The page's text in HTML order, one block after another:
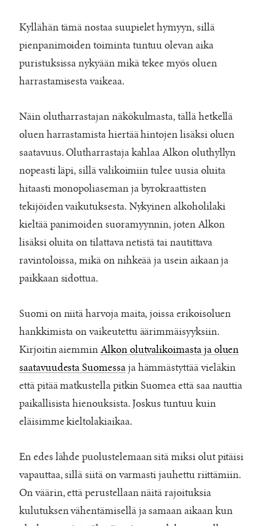
Kyllähän tämä nostaa suupielet hymyyn, sillä
pienpanimoiden toiminta tuntuu olevan aika
puristuksissa nykyään mikä tekee myös oluen
harrastamisesta vaikeaa.
Näin olutharrastajan näkökulmasta, tällä hetkellä
oluen harrastamista hiertää hintojen lisäksi oluen
saatavuus. Olutharrastaja kahlaa Alkon oluthyllyn
nopeasti läpi, sillä valikoimiin tulee uusia oluita
hitaasti monopoliaseman ja byrokraattisten
tekijöiden vaikutuksesta. Nykyinen alkoholilaki
kieltää panimoiden suoramyynnin, joten Alkon
lisäksi oluita on tilattava netistä tai nautittava
ravintoloissa, mikä on nihkeää ja usein aikaan ja
paikkaan sidottua.
Suomi on niitä harvoja maita, joissa erikoisoluen
hankkimista on vaikeutettu äärimmäisyyksiin.
Kirjoitin aiemminAlkon olutvalikoimasta ja oluen
saatavuudesta Suomessaja hämmästyttää vieläkin
että pitää matkustella pitkin Suomea että saa nauttia
paikallisista hienouksista. Joskus tuntuu kuin
eläisimme kieltolakiaikaa.
En edes lähde puolustelemaan sitä miksi olut pitäisi
vapauttaa, sillä siitä on varmasti jauhettu riittämiin.
On väärin, että perustellaan näitä rajoituksia
kulutuksen vähentämisellä ja samaan aikaan kun